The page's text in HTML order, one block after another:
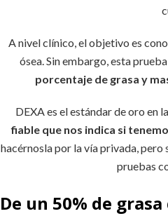
A nivel clínico, el objetivo es
ósea. Sin embargo, esta
porcentaje de grasa y
DEXA es el estándar de oro en
fiable que nos indica si
hacérnosla por la vía privada, pero
pruebas
De un 50% de